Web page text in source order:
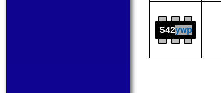
S42ywp